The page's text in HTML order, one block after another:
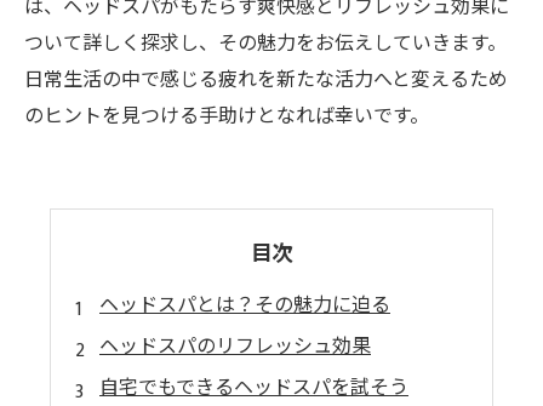
は、ヘッドスパがもたらす爽快感とリフレッシュ効果に
ついて詳しく探求し、その魅力をお伝えしていきます。
日常生活の中で感じる疲れを新たな活力へと変えるため
のヒントを見つける手助けとなれば幸いです。
目次
ヘッドスパとは？その魅力に迫る
ヘッドスパのリフレッシュ効果
自宅でもできるヘッドスパを試そう